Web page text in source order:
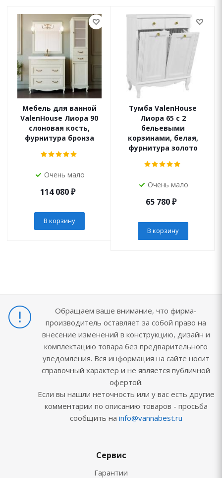
Мебель для ванной
ValenHouse Лиора 90
слоновая кость,
фурнитура бронза
Очень мало
114 080₽
В корзину
Тумба ValenHouse
Лиора 65 с 2
бельевыми
корзинами, белая,
фурнитура золото
Очень мало
65 780₽
В корзину
Обращаем ваше внимание, что фирма-
производитель оставляет за собой право на
внесение изменений в конструкцию, дизайн и
комплектацию товара без предварительного
уведомления. Вся информация на сайте носит
справочный характер и не является публичной
офертой.
Если вы нашли неточность или у вас есть другие
комментарии по описанию товаров - просьба
сообщить на info@vannabest.ru
Сервис
Гарантии